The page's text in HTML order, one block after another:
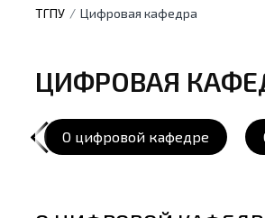
ТГПУ Цифровая кафедра
ЦИФРОВАЯ
О цифровой кафедре